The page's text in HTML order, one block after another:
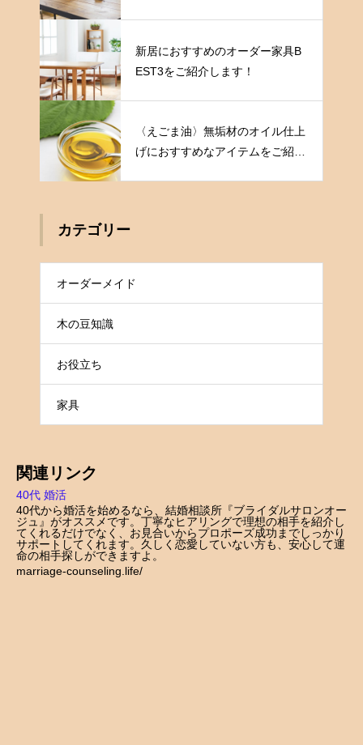
新居におすすめのオーダー家具B
EST3をご紹介します！
〈えごま油〉無垢材のオイル仕上
げにおすすめなアイテムをご紹介
カテゴリー
オーダーメイド
木の豆知識
お役立ち
家具
関連リンク
40代 婚活
40代から婚活を始めるなら、結婚相談所『ブライダルサロンオー
ジュ』がオススメです。丁寧なヒアリングで理想の相手を紹介し
てくれるだけでなく、お見合いからプロポーズ成功までしっかり
サポートしてくれます。久しく恋愛していない方も、安心して運
命の相手探しができますよ。
marriage-counseling.life/